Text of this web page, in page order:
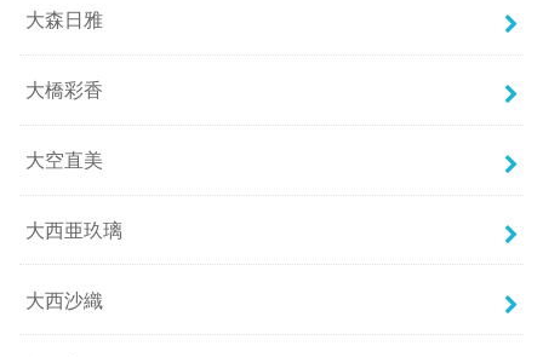
大森日雅
大橋彩香
大空直美
大西亜玖璃
大西沙織